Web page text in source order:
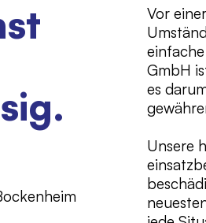
Vor
GmbH
es
Unsere